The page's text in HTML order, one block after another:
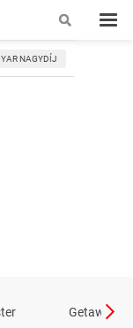
NAGYDÍJ
Getaway